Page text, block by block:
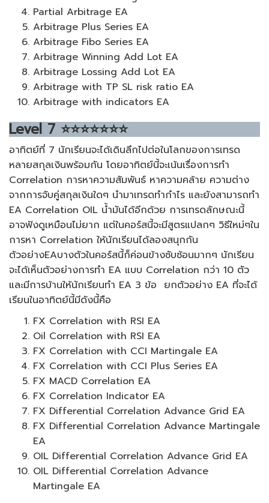
Partial Arbitrage EA
Arbitrage Plus Series EA
Arbitrage Fibo Series EA
Arbitrage Winning Add Lot EA
Arbitrage Lossing Add Lot EA
Arbitrage with TP SL risk ratio EA
Arbitrage with indicators EA
Level 7 ⭐⭐⭐⭐⭐⭐⭐
อาทิตย์ที่ 7 นักเรียนจะได้เดินลึกไปต่อในโลกของการเทรด
หลายสกุลเงินพร้อมกัน โดยอาทิตย์นี้จะเน้นเรื่องการทำ
Correlation การหาความสัมพันธ์ หาความคล้าย ความต่าง
จากการจับคู่สกุลเงินใดๆ นำมาเทรดทำกำไร และยังสามารถทำ
EA Correlation OIL น้ำมันได้อีกด้วย การเทรดลักษณะนี้
อาจฟังดูเหมือนไม่ยาก แต่ในคอร์สนี้จะมีสูตรแปลกๆ วิธีใหม่ๆใน
การหา Correlation ให้นักเรียนได้ลองสนุกกัน
ตัวอย่างEAบางตัวในคอร์สนี้ก็ค่อนข้างซับซ้อนมากๆ นักเรียน
จะได้เห็นตัวอย่างการทำ EA แบบ Correlation กว่า 10 ตัว
และมีการบ้านให้นักเรียนทำ EA 3 ข้อ ยกตัวอย่าง EA ที่จะได้
เรียนในอาทิตย์นี้มีดังนี้คือ
FX Correlation with RSI EA
Oil Correlation with RSI EA
FX Correlation with CCI Martingale EA
FX Correlation with CCI Plus Series EA
FX MACD Correlation EA
FX Correlation Indicator EA
FX Differential Correlation Advance Grid EA
FX Differential Correlation Advance Martingale
EA
OIL Differential Correlation Advance Grid EA
OIL Differential Correlation Advance
Martingale EA